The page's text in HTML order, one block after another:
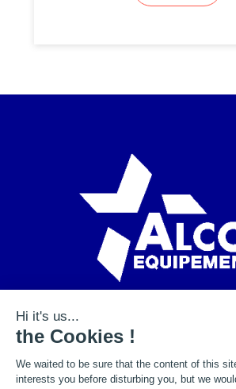
contact@alcor-